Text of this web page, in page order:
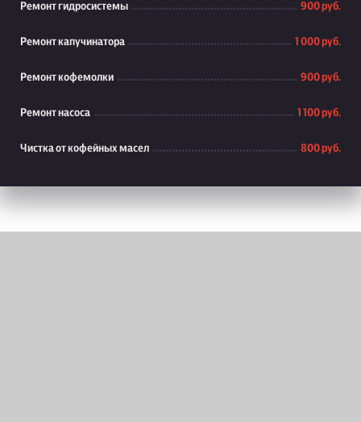
Ремонт гидросистемы 900 руб.
Ремонт капучинатора 1 000 руб.
Ремонт кофемолки 900 руб.
Ремонт насоса 1 100 руб.
Чистка от кофейных масел 800 руб.